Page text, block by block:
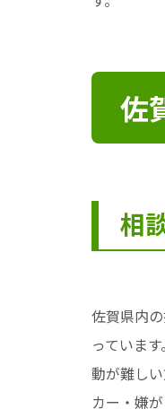
佐
相
佐賀県内
っていま
動が難し
カー・嫌